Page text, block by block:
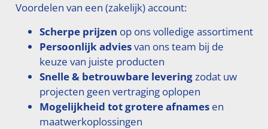
Voordelen van een (zakelijk) account:
Scherpe prijzen op ons volledige assortiment
Persoonlijk adviesvan ons team bij de
keuze van juiste producten
Snelle & betrouwbare leveringzodat uw
projecten geen vertraging oplopen
Mogelijkheid tot grotere afnamesen
maatwerkoplossingen